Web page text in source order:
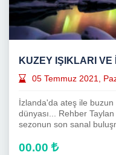
KUZEY IŞIKLARI VE
05 Temmuz 2021,
İzlanda'da ateş ile buzun
dünyası... Rehber
sezonun son sanal
00.00